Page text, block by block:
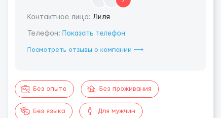
Контактное лицо: Лиля
Телефон: Показать телефон
Посмотреть отзывы о компании ⟶
Без опыта Без проживания
Без языка Для мужчин